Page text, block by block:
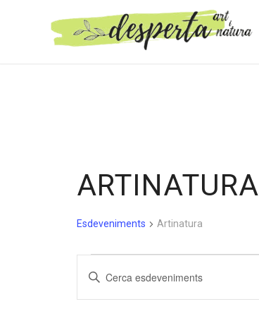
ARTINATURA
Esdeveniments Artinatura
ESDEVENIMENTS
NAVEGACIÓ
VISUAL
I
Introduïu
paraula